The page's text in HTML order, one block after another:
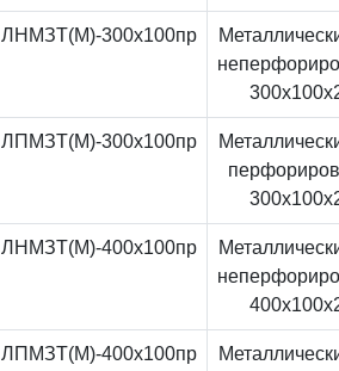
ЛНМЗТ(М)-300x100пр
ЛПМЗТ(М)-300x100пр
ЛНМЗТ(М)-400x100пр
ЛПМЗТ(М)-400x100пр